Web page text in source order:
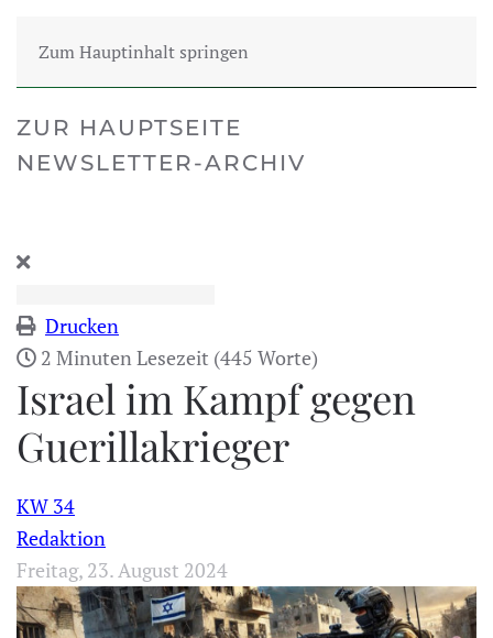
Zum Hauptinhalt springen
ZUR HAUPTSEITE
NEWSLETTER-ARCHIV
Drucken
2 Minuten Lesezeit (445 Worte)
Israel im Kampf gegen
Guerillakrieger
KW 34
Redaktion
Freitag, 23. August 2024